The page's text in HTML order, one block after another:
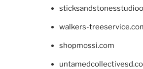
walkers-
shopmossi.com